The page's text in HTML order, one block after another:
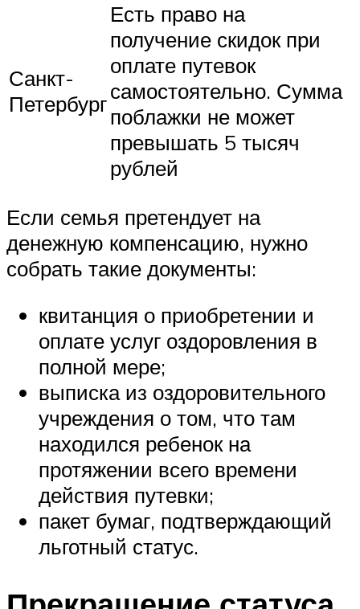
Санкт-
Петербург
Есть право на
получение скидок при
оплате путевок
самостоятельно. Сумма
поблажки не может
превышать 5 тысяч
рублей
Если семья претендует на
денежную компенсацию, нужно
собрать такие документы:
квитанция о приобретении и
оплате услуг оздоровления в
полной мере;
выписка из оздоровительного
учреждения о том, что там
находился ребенок на
протяжении всего времени
действия путевки;
пакет бумаг, подтверждающий
льготный статус.